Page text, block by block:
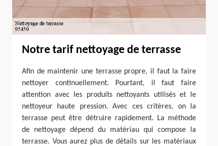
Notre tarif nettoyage de terrasse
Afin de maintenir une terrasse propre, il faut la faire
nettoyer continuellement. Pourtant, il faut faire
attention avec les produits nettoyants utilisés et le
nettoyeur haute pression. Avec ces critères, on la
terrasse peut être détruire rapidement. La méthode
de nettoyage dépend du matériau qui compose la
terrasse. Vous aurez plus de détails sur les matériaux